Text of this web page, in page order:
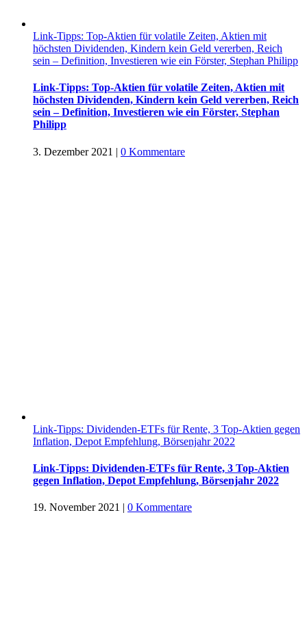
Link-Tipps: Top-Aktien für volatile Zeiten, Aktien mit
höchsten Dividenden, Kindern kein Geld vererben, Reich
sein – Definition, Investieren wie ein Förster, Stephan Philipp
Link-Tipps: Top-Aktien für volatile Zeiten, Aktien mit
höchsten Dividenden, Kindern kein Geld vererben, Reich
sein – Definition, Investieren wie ein Förster, Stephan
Philipp
3. Dezember 2021 | 0 Kommentare
Link-Tipps: Dividenden-ETFs für Rente, 3 Top-Aktien gegen
Inflation, Depot Empfehlung, Börsenjahr 2022
Link-Tipps: Dividenden-ETFs für Rente, 3 Top-Aktien
gegen Inflation, Depot Empfehlung, Börsenjahr 2022
19. November 2021 | 0 Kommentare